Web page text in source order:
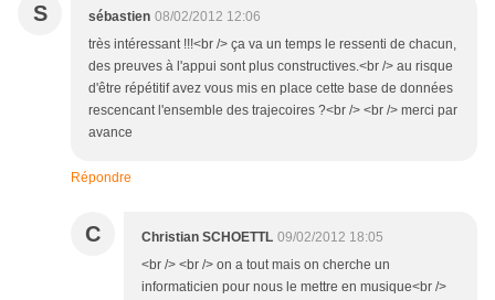
S sébastien 08/02/2012 12:06
très intéressant !!!<br /> ça va un temps le ressenti de chacun,
des preuves à l'appui sont plus constructives.<br /> au risque
d'être répétitif avez vous mis en place cette base de données
rescencant l'ensemble des trajecoires ?<br /> <br /> merci par
avance
Répondre
C Christian SCHOETTL 09/02/2012 18:05
<br /> <br /> on a tout mais on cherche un
informaticien pour nous le mettre en musique<br />